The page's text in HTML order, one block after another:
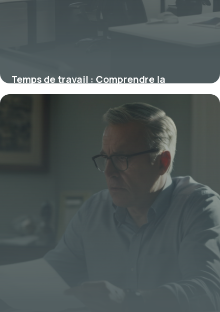
Temps de travail : Comprendre la
législation et optimiser son emploi du